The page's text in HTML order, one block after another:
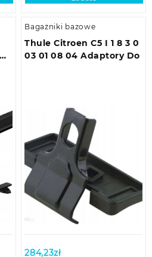
Bagażniki bazowe
Thule Citroen C5 I 1 8 3 0
03 01 08 04 Adaptory Do
284,23zł